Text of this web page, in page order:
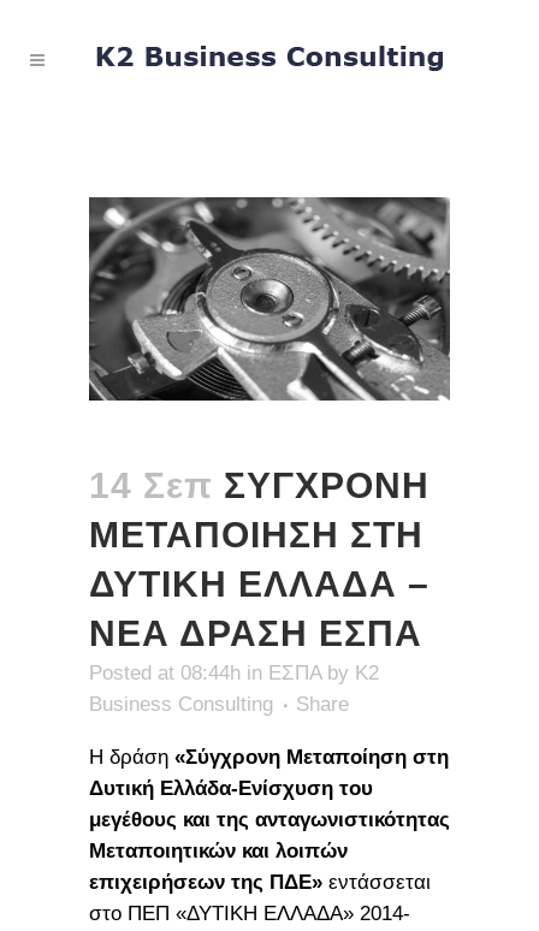
14 Σεπ ΣΥΓΧΡΟΝΗ
ΜΕΤΑΠΟΙΗΣΗ ΣΤΗ
ΔΥΤΙΚΗ ΕΛΛΑΔΑ –
ΝΕΑ ΔΡΑΣΗ ΕΣΠΑ
Posted at 08:44h in ΕΣΠΑ by K2
Business Consulting
Share
Η δράση «Σύγχρονη Μεταποίηση στη
Δυτική Ελλάδα-Ενίσχυση του
μεγέθους και της ανταγωνιστικότητας
Μεταποιητικών και λοιπών
επιχειρήσεων της ΠΔΕ» εντάσσεται
στο ΠΕΠ «ΔΥΤΙΚΗ ΕΛΛΑΔΑ» 2014-